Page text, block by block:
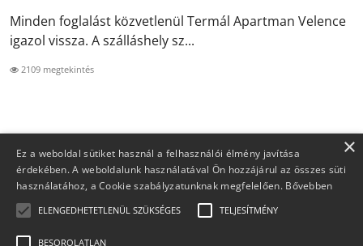
Minden foglalást közvetlenül Termál Apartman Velence
igazol vissza. A szálláshely sz...
2109 megtekintés
×
Ez a weboldal sütiket használ a felhasználói élmény javítása
érdekében. A weboldalunk használatával Ön hozzájárul az összes süti
használatához, a Cookie szabályzatunknak megfelelően. Bővebben
ELENGEDHETETLENÜL SZÜKSÉGES TELJESÍTMÉNY
BESOROLATLAN